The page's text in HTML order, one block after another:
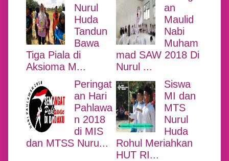
Nurul
Huda
Tandun
Bawa
Tiga Piala di
Aksioma M...
an
Maulid
Nabi
Muham
mad SAW 2018 Di
Nurul ...
Peringat
an Hari
Pahlawa
n 2018
di MIS
dan MTSS Nuru...
Siswa
MI dan
MTS
Nurul
Huda
Rohul Meriahkan
HUT RI...